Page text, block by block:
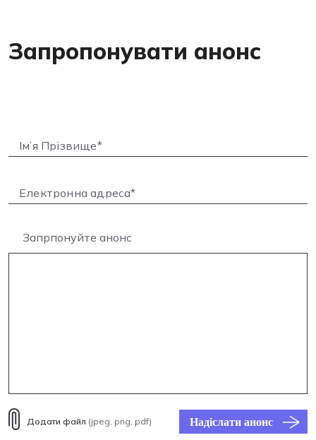
Запропонувати анонс
Запрпонуйте анонс
Додати файл (jpeg, png, pdf) Надіслати анонс